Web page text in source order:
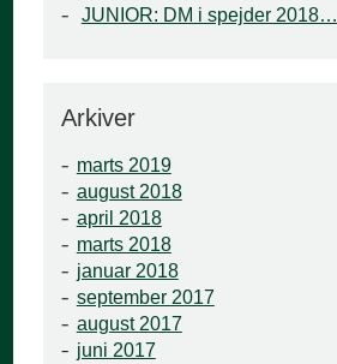
JUNIOR: DM i spejder 2018…
Arkiver
marts 2019
august 2018
april 2018
marts 2018
januar 2018
september 2017
august 2017
juni 2017